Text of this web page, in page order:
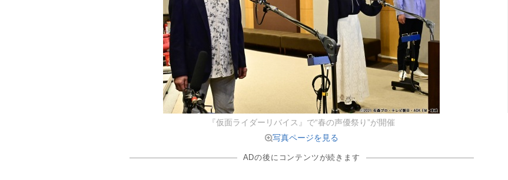
『仮面ライダーリバイス』で“春の声優祭り”が開催
写真ページを見る
ADの後にコンテンツが続きます